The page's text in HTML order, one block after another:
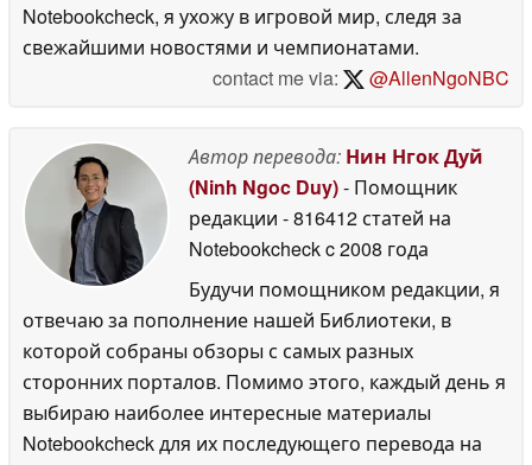
Notebookcheck, я ухожу в игровой мир, следя за
свежайшими новостями и чемпионатами.
contact me via:
@AllenNgoNBC
Автор перевода: Нин Нгок Дуй
(Ninh Ngoc Duy)- Помощник
редакции - 816412 статей на
Notebookcheckc 2008 года
Будучи помощником редакции, я
отвечаю за пополнение нашей Библиотеки, в
которой собраны обзоры с самых разных
сторонних порталов. Помимо этого, каждый день я
выбираю наиболее интересные материалы
Notebookcheck для их последующего перевода на